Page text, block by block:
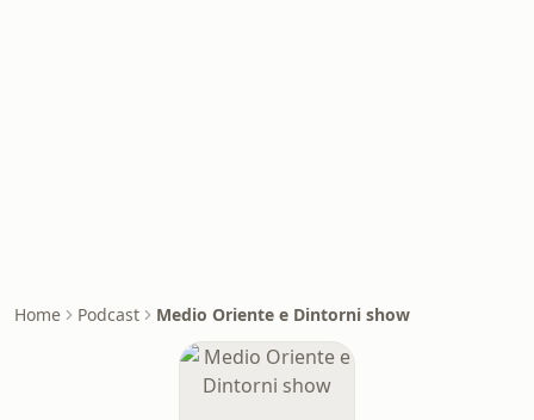
Home Podcast Medio Oriente e Dintorni show